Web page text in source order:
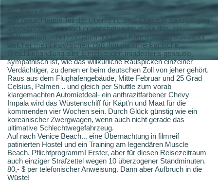
Die Ankunft
Der gefürchtetste Teil der Überfahrt, die Einreise in die USA ging
unerwartet flott und locker vonstatten, nicht nur das, die
Zollbeamten scherzten auch noch mit Käpt'n "Popeye"... Jener
welcher meint inzwischen, daß ihm die amerikanische
Gleichbehandlung aller Einreisenden mindestens genauso
sympathisch ist, wie das willkürliche Rauspicken einzelner
Verdächtiger, zu denen er beim deutschen Zoll von jeher gehört.
Raus aus dem Flughafengebäude, Mitte Februar und 25 Grad
Celsius, Palmen .. und gleich per Shuttle zum vorab
klargemachten Automietdeal- ein anthrazitfarbener Chevy
Impala wird das Wüstenschiff für Käpt'n und Maat für die
kommenden vier Wochen sein. Durch Glück günstig wie ein
koreanischer Zwergwagen, wenn auch nicht gerade das
ultimative Schlechtwegefahrzeug.
Auf nach Venice Beach... eine Übernachtung in filmreif
patinierten Hostel und ein Training am legendären Muscle
Beach. Pflichtprogramm! Erster, aber für diesen Reisezeitraum
auch einziger Strafzettel wegen 10 überzogener Standminuten.
80,- $ per telefonischer Anweisung. Dann aber Aufbruch in die
Wüste!